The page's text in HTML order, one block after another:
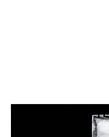
'하입비스트' 매